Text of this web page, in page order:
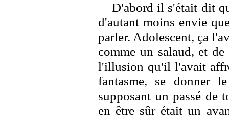
D'abord il s'était dit
d'autant moins envie
parler. Adolescent, ça
comme un salaud, et
l'illusion qu'il l'avait
fantasme, se donner
supposant un passé de
en être sûr était un